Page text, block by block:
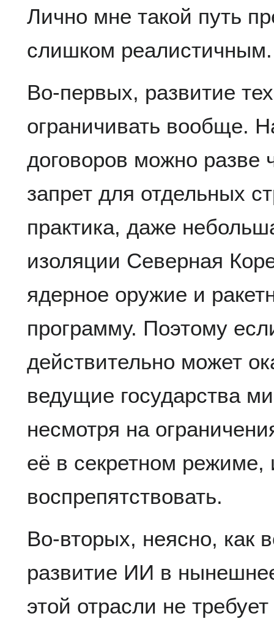
Лично мне такой путь
слишком реалистичным.
Во-первых, развитие
ограничивать вообще.
договоров можно разве
запрет для отдельных
практика, даже
изоляции Северная
ядерное оружие и
программу. Поэтому
действительно может
ведущие государства
несмотря на
её в секретном режиме,
воспрепятствовать.
Во-вторых, неясно, как
развитие ИИ в
этой отрасли не